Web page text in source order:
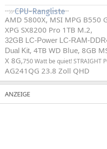
CPU-Rangliste
---------------------------------
AMD 5800X, MSI MPG B550
XPG SX8200 Pro 1TB M.2,
32GB LC-Power LC-RAM-
Dual Kit, 4TB WD Blue, 8GB
X 8G,750 Watt be quiet! STRAIGHT
AG241QG 23.8 Zoll QHD